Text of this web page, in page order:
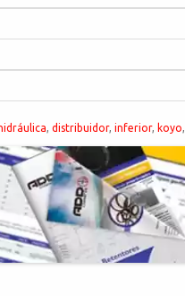
hidráulica, distribuidor, inferior, koyo,